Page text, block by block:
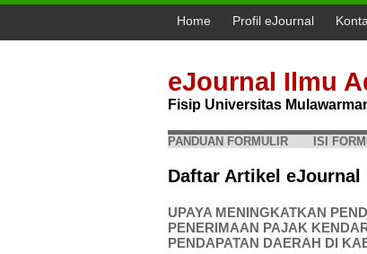
Home Profil eJournal
eJournal Ilmu
Fisip Universitas
PANDUAN FORMULIR ISI
Daftar Artikel eJournal
UPAYA MENINGKATKAN
PENERIMAAN PAJAK
PENDAPATAN DAERAH DI